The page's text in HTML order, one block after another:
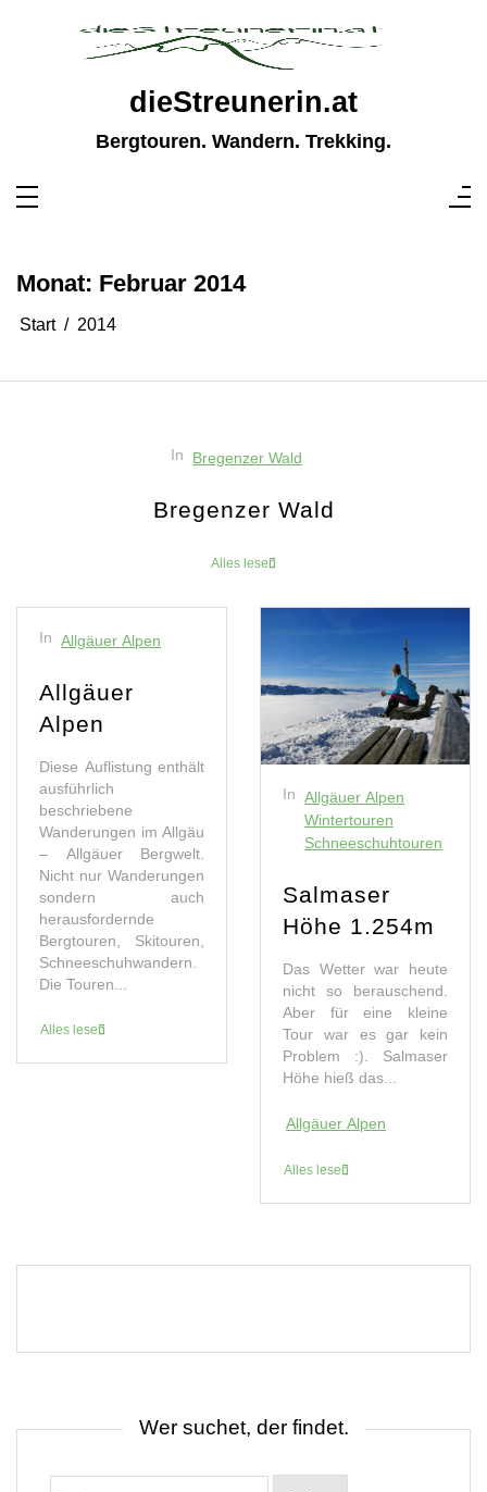
dieStreunerin.at
Bergtouren. Wandern. Trekking.
Monat: Februar 2014
Start 2014
In Bregenzer Wald
Bregenzer Wald
Alles lesen
In Allgäuer Alpen
Allgäuer
Alpen
Diese Auflistung enthält
ausführlich
beschriebene
Wanderungen im Allgäu
– Allgäuer Bergwelt.
Nicht nur Wanderungen
sondern auch
herausfordernde
Bergtouren, Skitouren,
Schneeschuhwandern.
Die Touren...
Alles lesen
In Allgäuer Alpen
Wintertouren
Schneeschuhtouren
Salmaser
Höhe 1.254m
Das Wetter war heute
nicht so berauschend.
Aber für eine kleine
Tour war es gar kein
Problem :). Salmaser
Höhe hieß das...
Allgäuer Alpen
Alles lesen
Wer suchet, der findet.
Suchen